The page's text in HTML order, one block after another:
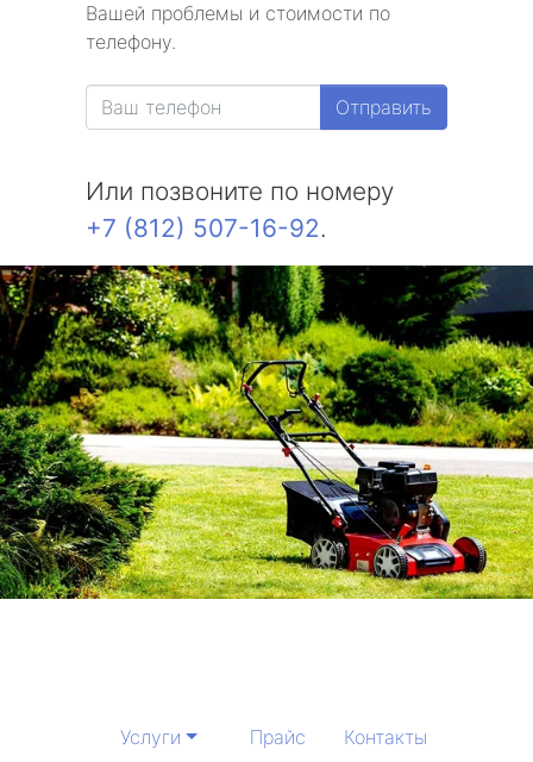
Вашей проблемы и стоимости по
телефону.
Отправить
Или позвоните по номеру
+7 (812) 507-16-92.
Услуги Прайс Контакты